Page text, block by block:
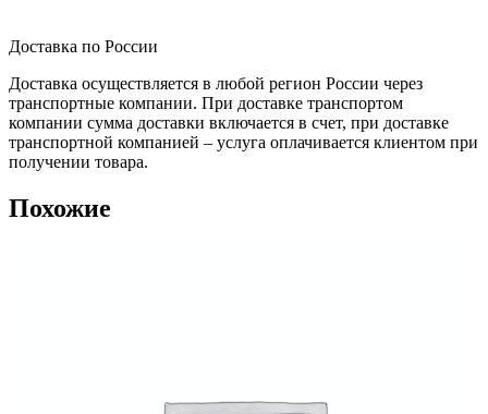
Доставка по России
Доставка осуществляется в любой регион России через
транспортные компании. При доставке транспортом
компании сумма доставки включается в счет, при доставке
транспортной компанией – услуга оплачивается клиентом при
получении товара.
Похожие